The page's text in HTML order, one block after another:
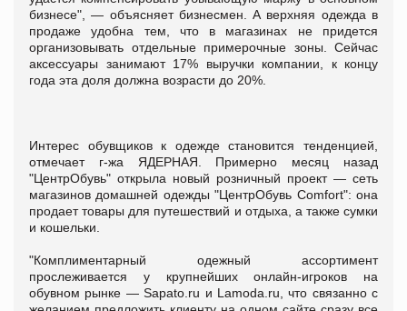
бизнесе", — объясняет бизнесмен. А верхняя одежда в
продаже удобна тем, что в магазинах не придется
организовывать отдельные примерочные зоны. Сейчас
аксессуары занимают 17% выручки компании, к концу
года эта доля должна возрасти до 20%.
Интерес обувщиков к одежде становится тенденцией,
отмечает г-жа ЯДЕРНАЯ. Примерно месяц назад
"ЦентрОбувь" открыла новый розничный проект — сеть
магазинов домашней одежды "ЦентрОбувь Comfort": она
продает товары для путешествий и отдыха, а также сумки
и кошельки.
"Комплиментарный одежный ассортимент
прослеживается у крупнейших онлайн-игроков на
обувном рынке — Sapato.ru и Lamoda.ru, что связанно с